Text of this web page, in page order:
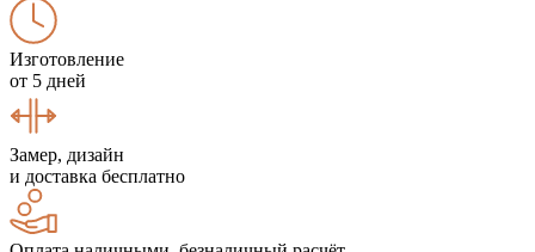
Изготовление
от 5 дней
Замер, дизайн
и доставка бесплатно